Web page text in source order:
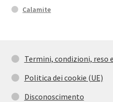
Calamite
Termini, condizioni, reso
Politica dei cookie (UE)
Disconoscimento